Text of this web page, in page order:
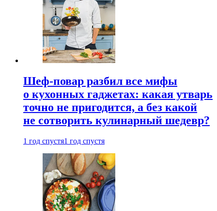
Шеф-повар разбил все мифы
о кухонных гаджетах: какая утварь
точно не пригодится, а без какой
не сотворить кулинарный шедевр?
1 год спустя1 год спустя